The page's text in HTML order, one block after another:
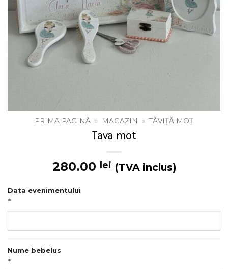
PRIMA PAGINĂ » MAGAZIN » TĂVIȚĂ MOȚ
Tava mot
280.00 lei (TVA inclus)
Data evenimentului
*
Nume bebelus
*